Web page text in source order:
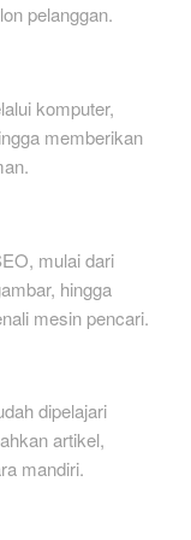
pelanggan.
komputer,
memberikan
mulai dari
hingga
mesin pencari.
dipelajari
artikel,
mandiri.